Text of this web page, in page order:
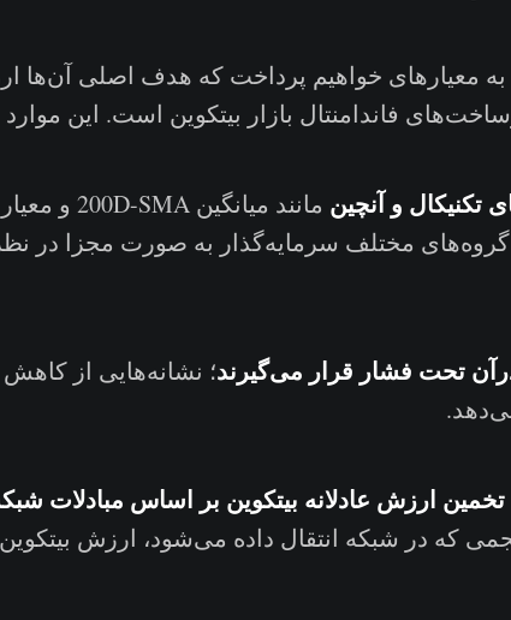
معیارهای خواهیم پرداخت که هدف اصلی آن‌ها
فاندامنتال بازار بیتکوین است. این موارد
تکنیکال و آنچین
گروه‌های مختلف سرمایه‌گذار به صورت مجزا در
تحت فشار قرار می‌گیرند؛ نشانه‌هایی از
تخمین ارزش عادلانه بیتکوین بر اساس مبادلات
که در شبکه انتقال داده می‌شود، ارزش